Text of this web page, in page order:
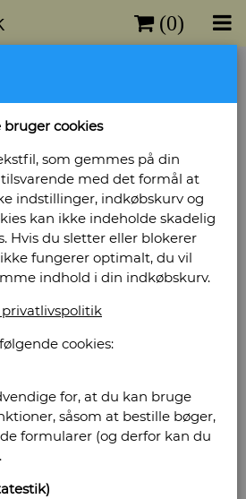
(0)
eventyr
- Udgivet år: 2001 - Antal
384 - Indbinding: Illustreret
Næsten fejlfrit
Grimm, H.C. Andersen,
Charles Perrault, Orientalske
Stort format.
cookies
som gemmes på din
med det formål at
indstillinger, indkøbskurv og
kan ikke indeholde skadelig
Hvis du sletter eller blokerer
fungerer optimalt, du vil
indhold i din indkøbskurv.
cookies:
for, at du kan bruge
såsom at bestille bøger,
formularer (og derfor kan du